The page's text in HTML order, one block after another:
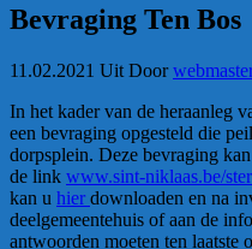
Bevraging Ten Bos
11.02.2021 Uit Door
In het kader van de heraanleg
een bevraging opgesteld die
dorpsplein. Deze bevraging
de link www.sint-niklaas.be/
kan u hier downloaden en na
deelgemeentehuis of aan de
antwoorden moeten ten